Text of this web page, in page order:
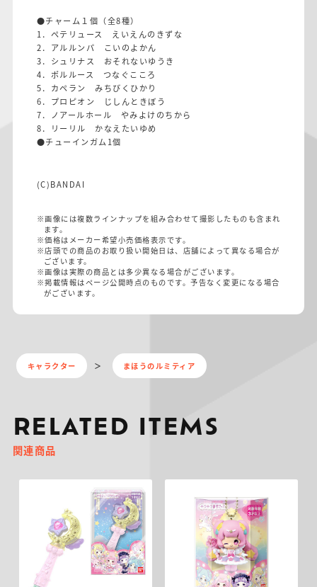
●チャーム１個（全8種）
1．ペテリュース えいえんのきずな
2．アルルンパ こいのよかん
3．シュリナス おそれないゆうき
4．ポルルース つなぐこころ
5．カペラン みちびくひかり
6．プロピオン じしんときぼう
7．ノアールホール やみよけのちから
8．リーリル かなえたいゆめ
●チューインガム1個
(C)BANDAI
※画像には複数ラインナップを組み合わせて撮影したものも含まれ
ます。
※価格はメーカー希望小売価格表示です。
※店頭での商品のお取り扱い開始日は、店舗によって異なる場合が
ございます。
※画像は実際の商品とは多少異なる場合がございます。
※掲載情報はページ公開時点のものです。予告なく変更になる場合
がございます。
キャラクター まほうのルミティア
RELATED ITEMS
関連商品